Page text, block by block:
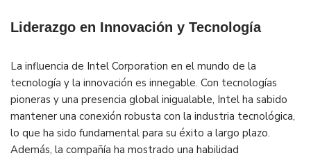
Liderazgo en Innovación y Tecnología
La influencia de Intel Corporation en el mundo de la
tecnología y la innovación es innegable. Con tecnologías
pioneras y una presencia global inigualable, Intel ha sabido
mantener una conexión robusta con la industria tecnológica,
lo que ha sido fundamental para su éxito a largo plazo.
Además, la compañía ha mostrado una habilidad